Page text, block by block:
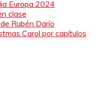
Europa 2024
clase
Rubén Darío
Carol por capítulos